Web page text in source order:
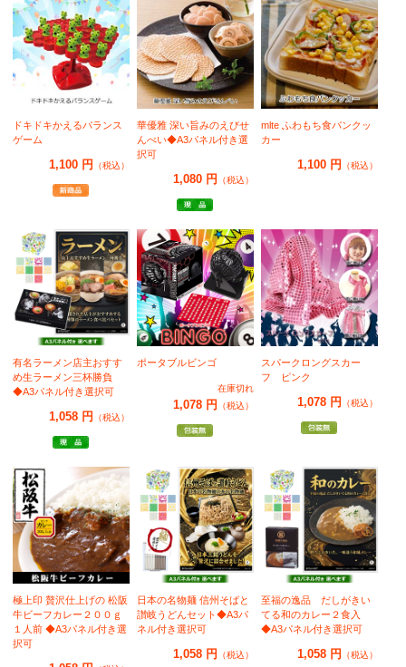
ドキドキかえるバランス
ゲーム
1,100 円 （税込）
華優雅 深い旨みのえびせ
んべい◆A3パネル付き選
択可
1,080 円 （税込）
mlte ふわもち食パンクッ
カー
1,100 円 （税込）
有名ラーメン店主おすす
め生ラーメン三杯勝負
◆A3パネル付き選択可
1,058 円 （税込）
ポータブルビンゴ
在庫切れ
1,078 円 （税込）
スパークロングスカー
フ ピンク
1,078 円 （税込）
極上印 贅沢仕上げの 松阪
牛ビーフカレー２００ｇ
１人前 ◆A3パネル付き選
択可
日本の名物麺 信州そばと
讃岐うどんセット◆A3パ
ネル付き選択可
1,058 円 （税込）
至福の逸品 だしがきい
てる和のカレー２食入
◆A3パネル付き選択可
1,058 円 （税込）